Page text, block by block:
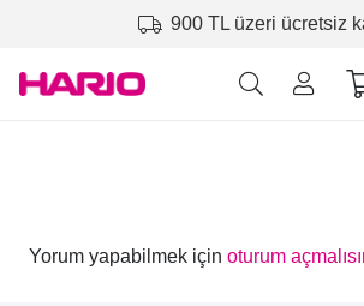
900 TL üzeri ücretsiz
Yorum yapabilmek için oturum